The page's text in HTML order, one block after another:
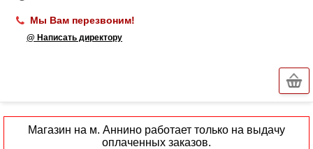
Мы Вам перезвоним!
@ Написать директору
Магазин на м. Аннино работает только на выдачу
оплаченных заказов.